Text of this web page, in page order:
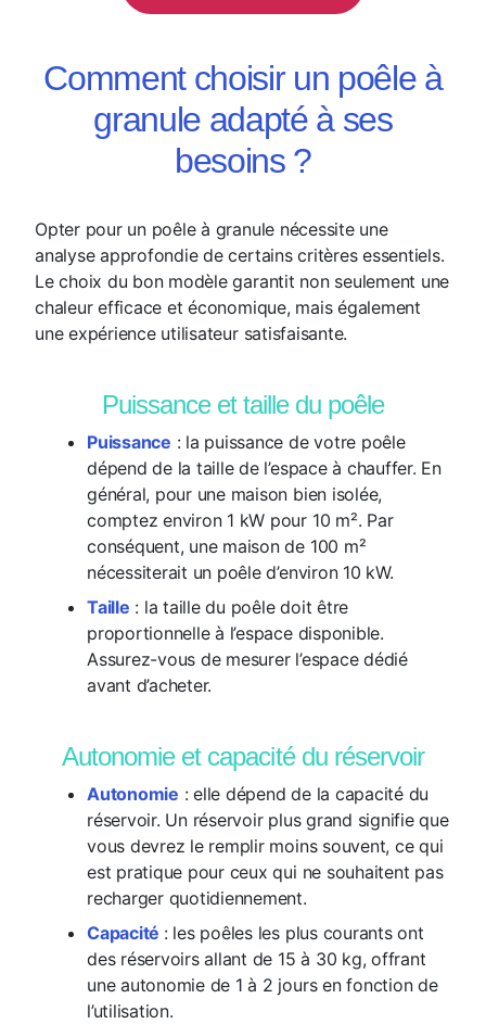
Comment choisir un poêle à
granule adapté à ses
besoins ?
Opter pour un poêle à granule nécessite une
analyse approfondie de certains critères essentiels.
Le choix du bon modèle garantit non seulement une
chaleur efficace et économique, mais également
une expérience utilisateur satisfaisante.
Puissance et taille du poêle
Puissance : la puissance de votre poêle
dépend de la taille de l’espace à chauffer. En
général, pour une maison bien isolée,
comptez environ 1 kW pour 10 m². Par
conséquent, une maison de 100 m²
nécessiterait un poêle d’environ 10 kW.
Taille : la taille du poêle doit être
proportionnelle à l’espace disponible.
Assurez-vous de mesurer l’espace dédié
avant d’acheter.
Autonomie et capacité du réservoir
Autonomie : elle dépend de la capacité du
réservoir. Un réservoir plus grand signifie que
vous devrez le remplir moins souvent, ce qui
est pratique pour ceux qui ne souhaitent pas
recharger quotidiennement.
Capacité : les poêles les plus courants ont
des réservoirs allant de 15 à 30 kg, offrant
une autonomie de 1 à 2 jours en fonction de
l’utilisation.